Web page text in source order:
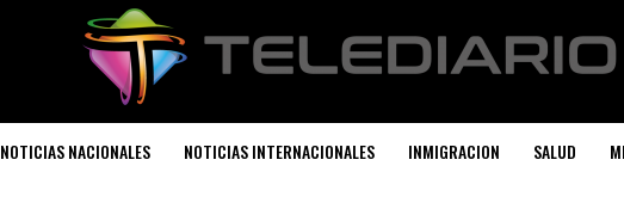
NOTICIAS NACIONALES NOTICIAS INTERNACIONALES INMIGRACION SALUD